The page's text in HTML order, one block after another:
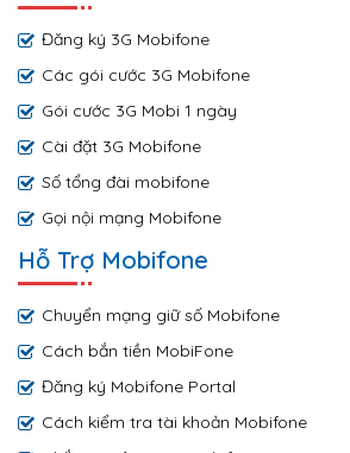
Đăng ký 3G Mobifone
Các gói cước 3G Mobifone
Gói cước 3G Mobi 1 ngày
Cài đặt 3G Mobifone
Số tổng đài mobifone
Gọi nội mạng Mobifone
Hỗ Trợ Mobifone
Chuyển mạng giữ số Mobifone
Cách bắn tiền MobiFone
Đăng ký Mobifone Portal
Cách kiểm tra tài khoản Mobifone